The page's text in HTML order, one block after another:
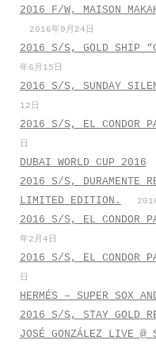
2016 F/W, MAISON
2016年9月24日
2016 S/S, GOLD SHIP
年6月15日
2016 S/S, SUNDAY
12日
2016 S/S, EL CONDOR
日
DUBAI WORLD CUP 2016
2016 S/S, DURAMENTE
LIMITED EDITION.
2016 S/S, EL CONDOR
年2月4日
2016 S/S, EL CONDOR
日
HERMÉS – SUPER SOX
2016 S/S, STAY GOLD
JOSÉ GONZÁLEZ LIVE @